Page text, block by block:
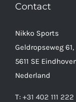
Contact
Nikko Sports
Geldropseweg 61,
5611 SE
Nederland
T: +31 402 111 222